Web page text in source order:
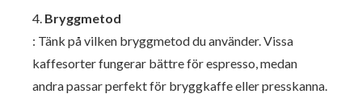
4. Bryggmetod
: Tänk på vilken bryggmetod du använder. Vissa
kaffesorter fungerar bättre för espresso, medan
andra passar perfekt för bryggkaffe eller presskanna.